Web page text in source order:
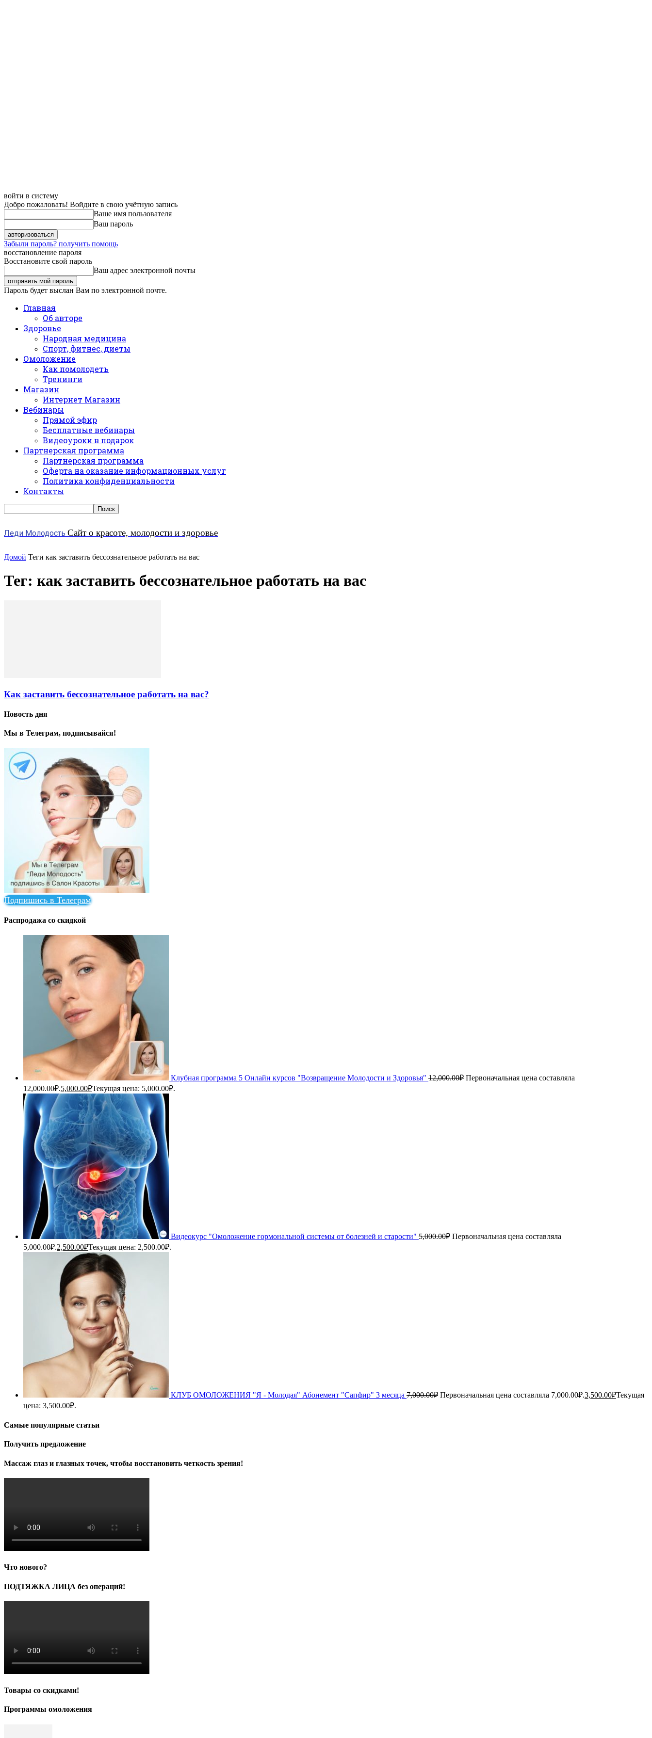
войти в систему
Добро пожаловать! Войдите в свою учётную запись
Ваше имя пользователя
Ваш пароль
Забыли пароль? получить помощь
восстановление пароля
Восстановите свой пароль
Ваш адрес электронной почты
Пароль будет выслан Вам по электронной почте.
Главная
Об авторе
Здоровье
Народная медицина
Спорт, фитнес, диеты
Омоложение
Как помолодеть
Тренинги
Магазин
Интернет Магазин
Вебинары
Прямой эфир
Бесплатные вебинары
Видеоуроки в подарок
Партнерская программа
Партнерская программа
Оферта на оказание информационных услуг
Политика конфиденциальности
Контакты
Леди Молодость Сайт о красоте, молодости и здоровье
Домой Теги как заставить бессознательное работать на вас
Тег: как заставить бессознательное работать на вас
Как заставить бессознательное работать на вас?
Новость дня
Мы в Телеграм, подписывайся!
Подпишись в Телеграм
Распродажа со скидкой
Клубная программа 5 Онлайн курсов "Возвращение Молодости и Здоровья" 12,000.00₽ Первоначальная цена составляла
12,000.00₽.5,000.00₽Текущая цена: 5,000.00₽.
Видеокурс "Омоложение гормональной системы от болезней и старости" 5,000.00₽ Первоначальная цена составляла
5,000.00₽.2,500.00₽Текущая цена: 2,500.00₽.
КЛУБ ОМОЛОЖЕНИЯ "Я - Молодая" Абонемент "Сапфир" 3 месяца 7,000.00₽ Первоначальная цена составляла 7,000.00₽.3,500.00₽Текущая
цена: 3,500.00₽.
Самые популярные статьи
Получить предложение
Массаж глаз и глазных точек, чтобы восстановить четкость зрения!
Что нового?
ПОДТЯЖКА ЛИЦА без операций!
Товары со скидками!
Программы омоложения